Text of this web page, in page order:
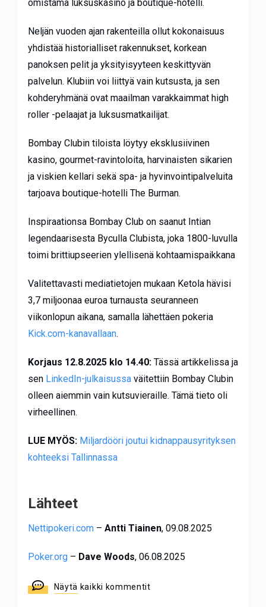
omistama luksuskasino ja boutique-hotelli.
Neljän vuoden ajan rakenteilla ollut kokonaisuus
yhdistää historialliset rakennukset, korkean
panoksen pelit ja yksityisyyteen keskittyvän
palvelun. Klubiin voi liittyä vain kutsusta, ja sen
kohderyhmänä ovat maailman varakkaimmat high
roller -pelaajat ja luksusmatkailijat.
Bombay Clubin tiloista löytyy eksklusiivinen
kasino, gourmet-ravintoloita, harvinaisten sikarien
ja viskien kellari sekä spa- ja hyvinvointipalveluita
tarjoava boutique-hotelli The Burman.
Inspiraationsa Bombay Club on saanut Intian
legendaarisesta Byculla Clubista, joka 1800-luvulla
toimi brittiupseerien ylellisenä kohtaamispaikkana
Valitettavasti mediatietojen mukaan Ketola hävisi
3,7 miljoonaa euroa turnausta seuranneen
viikonlopun aikana, samalla lähettäen pokeria
Kick.com-kanavallaan.
Korjaus 12.8.2025 klo 14.40:Tässä artikkelissa ja
sen LinkedIn-julkaisussaväitettiin Bombay Clubin
olleen aiemmin vain kutsuvieraille. Tämä tieto oli
virheellinen.
LUE MYÖS: Miljardööri joutui kidnappausyrityksen
kohteeksi Tallinnassa
Lähteet
Nettipokeri.com– Antti Tiainen, 09.08.2025
Poker.org– Dave Woods, 06.08.2025
Näytä kaikki kommentit